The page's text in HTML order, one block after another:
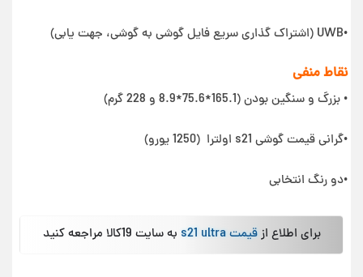
•UWB (اشتراک گذاری سریع فایل گوشی به گوشی، جهت یابی)
نقاط منفی
• بزرگ و سنگین بودن (165.1*75.6*8.9 و 228 گرم)
•گرانی قیمت گوشی s21 اولترا (1250 یورو)
•دو رنگ انتخابی
برای اطلاع ازقیمت s21 ultra به سایت 19کالا مراجعه کنید